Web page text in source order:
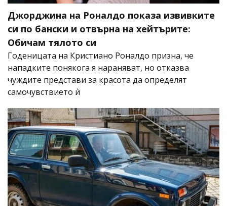
Джорджина на Роналдо показа извивките
си по бански и отвърна на хейтърите:
Обичам тялото си
Годеницата на Кристиано Роналдо призна, че
нападките понякога я нараняват, но отказва
чуждите представи за красота да определят
самочувствието ѝ